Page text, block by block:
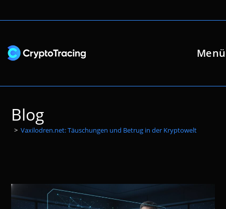
Inhalt
Menü
Blog
> Vaxilodren.net: Täuschungen und Betrug in der Kryptowelt